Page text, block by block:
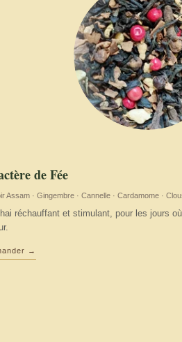
de Fée
Assam · Gingembre · Cannelle · Cardamome ·
réchauffant et stimulant, pour les jours
→